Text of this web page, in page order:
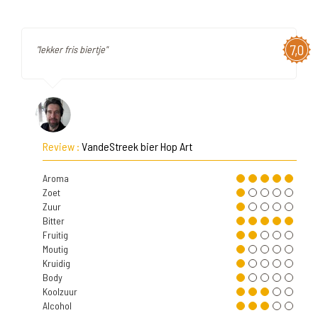
7,0
"lekker fris biertje"
Review : VandeStreek bier Hop Art
Aroma
Zoet
Zuur
Bitter
Fruitig
Moutig
Kruidig
Body
Koolzuur
Alcohol